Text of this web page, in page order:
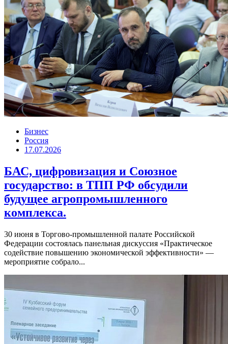
Бизнес
Россия
17.07.2026
БАС, цифровизация и Союзное
государство: в ТПП РФ обсудили
будущее агропромышленного
комплекса.
30 июня в Торгово-промышленной палате Российской
Федерации состоялась панельная дискуссия «Практическое
содействие повышению экономической эффективности» —
мероприятие собрало...